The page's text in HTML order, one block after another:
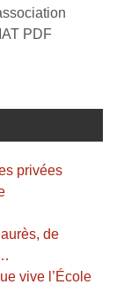
PDF
privées
de
vive l’École